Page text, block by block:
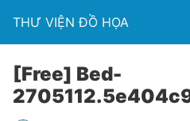
THƯ VIỆN ĐỒ HỌA
[Free] Bed-